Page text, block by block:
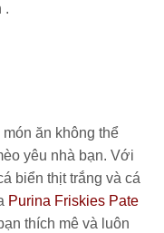
.
món ăn không thể
yêu nhà bạn. Với
biển thịt trắng và cá
Purina Friskies Pate
thích mê và luôn